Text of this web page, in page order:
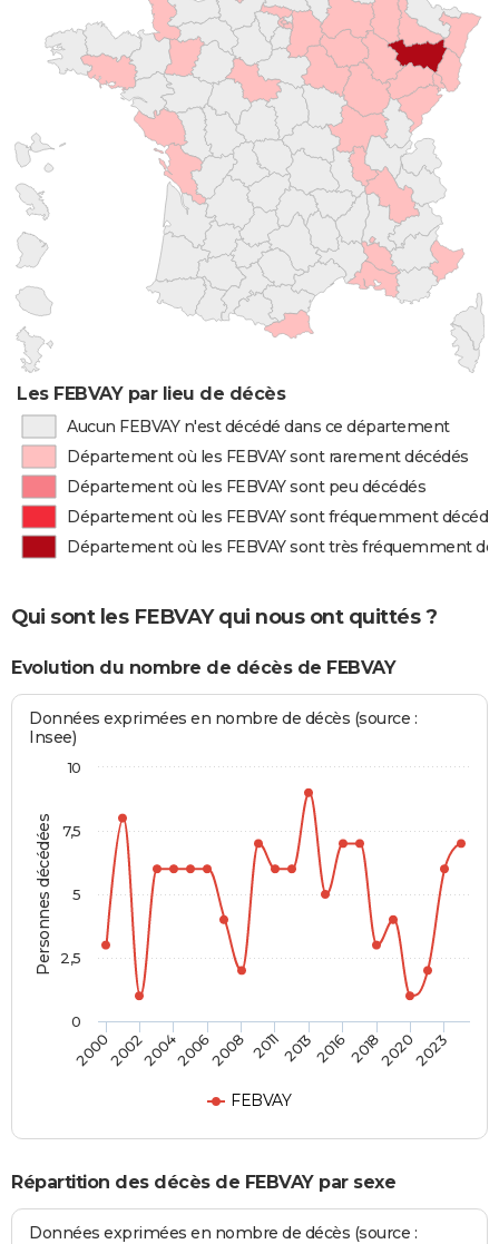
Les FEBVAY par lieu de décès
Aucun FEBVAY n'est décédé dans ce département
Département où les FEBVAY sont rarement décédés
Département où les FEBVAY sont peu décédés
Département où les FEBVAY sont fréquemment
Département où les FEBVAY sont très fréquemment
Qui sont les FEBVAY qui nous ont quittés ?
Evolution du nombre de décès de FEBVAY
Personnes décédées
Données exprimées en nombre de décès (source :
Insee)
FEBVAY
20002002200420062008 201120132016201820202023
0
2,5
5
7,5
10
Répartition des décès de FEBVAY par sexe
Données exprimées en nombre de décès (source :